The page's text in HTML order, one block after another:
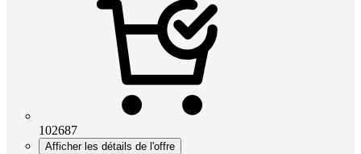
102687
Afficher les détails de l'offre